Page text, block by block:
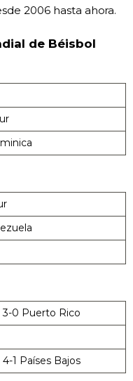
2006 hasta ahora.
de Béisbol
0 Puerto Rico
1 Países Bajos